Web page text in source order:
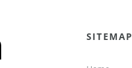
SITEMAP